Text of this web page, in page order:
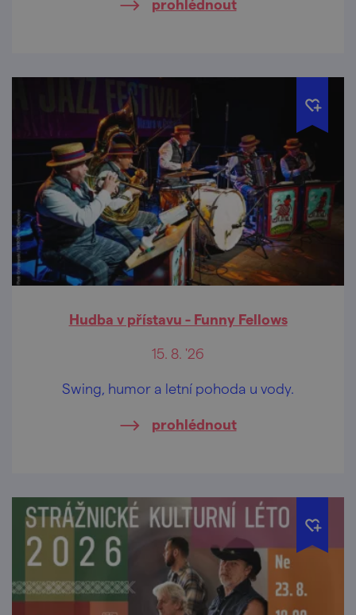
prohlédnout
Hudba v přístavu - Funny Fellows
15. 8. '26
Swing, humor a letní pohoda u vody.
prohlédnout